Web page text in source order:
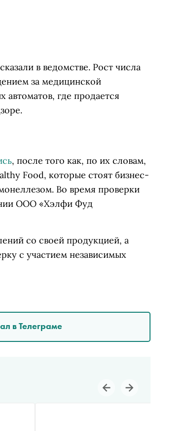
в ведомстве. Рост числа
за медицинской
автоматов, где продается
, после того как, по их словам,
Food, которые стоят бизнес-
. Во время проверки
ООО «Хэлфи Фуд
со своей продукцией, а
с участием независимых
в Телеграме